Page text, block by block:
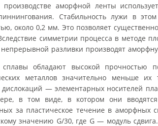
аморфной ленты
Стабильность лужи в
около 0,2 мм. Это позволяет
симметрии процесса в методе
непрерывной разливки производят
обладают высокой прочностью
металлов значительно меньше
дислокаций — элементарных носителей
в том виде, в котором они
за пластическое течение в
значению G/30, где G — модуль